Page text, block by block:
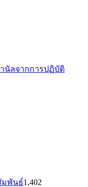
นัลจากการปฏิบัติ
มพันธ์1,402